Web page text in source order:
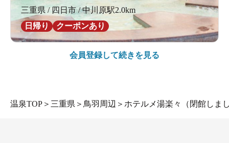
三重県 / 四日市 / 中川原駅2.0km
日帰り
クーポンあり
会員登録して続きを見る
温泉TOP ＞ 三重県 ＞ 鳥羽周辺 ＞ ホテルメ湯楽々（閉館しま